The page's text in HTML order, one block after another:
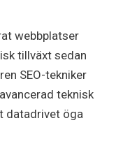
webbplatser
tillväxt sedan
SEO-tekniker
teknisk
datadrivet öga